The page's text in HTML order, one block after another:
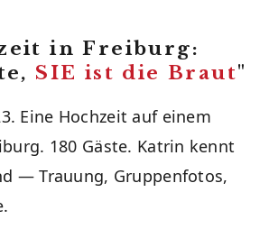
in Freiburg:
SIE ist die Braut"
Eine Hochzeit auf einem
180 Gäste. Katrin kennt
— Trauung, Gruppenfotos,